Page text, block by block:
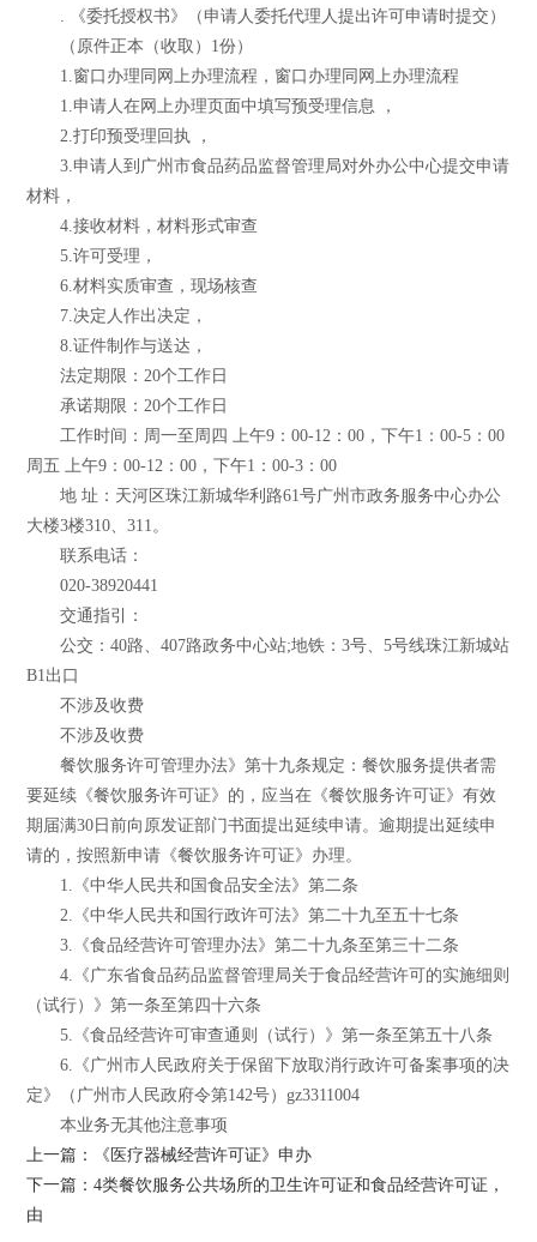
. 《委托授权书》（申请人委托代理人提出许可申请时提交）
（原件正本（收取）1份）
1.窗口办理同网上办理流程，窗口办理同网上办理流程
1.申请人在网上办理页面中填写预受理信息 ，
2.打印预受理回执 ，
3.申请人到广州市食品药品监督管理局对外办公中心提交申请
材料，
4.接收材料，材料形式审查
5.许可受理，
6.材料实质审查，现场核查
7.决定人作出决定，
8.证件制作与送达，
法定期限：20个工作日
承诺期限：20个工作日
工作时间：周一至周四 上午9：00-12：00，下午1：00-5：00
周五 上午9：00-12：00，下午1：00-3：00
地 址：天河区珠江新城华利路61号广州市政务服务中心办公
大楼3楼310、311。
联系电话：
020-38920441
交通指引：
公交：40路、407路政务中心站;地铁：3号、5号线珠江新城站
B1出口
不涉及收费
不涉及收费
餐饮服务许可管理办法》第十九条规定：餐饮服务提供者需
要延续《餐饮服务许可证》的，应当在《餐饮服务许可证》有效
期届满30日前向原发证部门书面提出延续申请。逾期提出延续申
请的，按照新申请《餐饮服务许可证》办理。
1.《中华人民共和国食品安全法》第二条
2.《中华人民共和国行政许可法》第二十九至五十七条
3.《食品经营许可管理办法》第二十九条至第三十二条
4.《广东省食品药品监督管理局关于食品经营许可的实施细则
（试行）》第一条至第四十六条
5.《食品经营许可审查通则（试行）》第一条至第五十八条
6.《广州市人民政府关于保留下放取消行政许可备案事项的决
定》（广州市人民政府令第142号）gz3311004
本业务无其他注意事项
上一篇：《医疗器械经营许可证》申办
下一篇：4类餐饮服务公共场所的卫生许可证和食品经营许可证，
由